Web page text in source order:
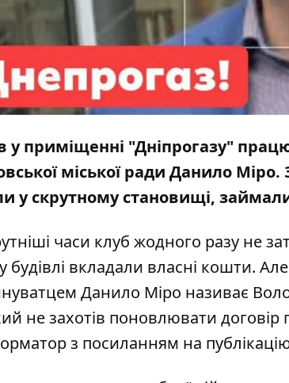
у приміщенні "Дніпрогазу"
міської ради Данило Міро.
у скрутному становищі,
часи клуб жодного разу не
будівлі вкладали власні кошти.
Данило Міро називає
не захотів поновлювати
з посиланням на